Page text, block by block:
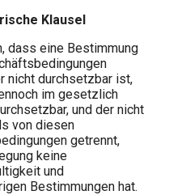
Klausel
dass eine Bestimmung
nicht durchsetzbar ist,
im gesetzlich
und der nicht
von diesen
getrennt,
keine
und
Bestimmungen hat.